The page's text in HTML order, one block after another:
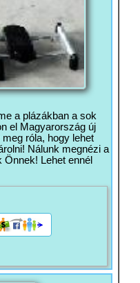
a plázákban a sok
el Magyarország új
róla, hogy lehet
Nálunk megnézi a
Lehet ennél